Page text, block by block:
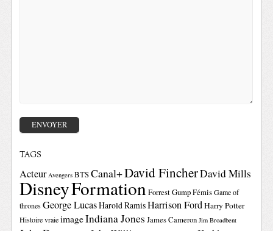
TAGS
Acteur Avengers BTSCanal+David FincherDavid Mills
DisneyFormationForrest GumpFémis Game of
thrones George LucasHarold RamisHarrison FordHarry Potter
Histoire vraie imageIndiana Jones James Cameron Jim Broadbent